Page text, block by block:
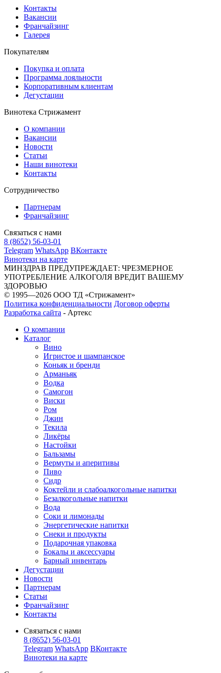
Контакты
Вакансии
Франчайзинг
Галерея
Покупателям
Покупка и оплата
Программа лояльности
Корпоративным клиентам
Дегустации
Винотека Стрижамент
О компании
Вакансии
Новости
Статьи
Наши винотеки
Контакты
Сотрудничество
Партнерам
Франчайзинг
Связаться с нами
8 (8652) 56-03-01
Telegram WhatsApp ВКонтакте
Винотеки на карте
МИНЗДРАВ ПРЕДУПРЕЖДАЕТ: ЧРЕЗМЕРНОЕ
УПОТРЕБЛЕНИЕ АЛКОГОЛЯ ВРЕДИТ ВАШЕМУ
ЗДОРОВЬЮ
© 1995—2026 ООО ТД «Стрижамент»
Политика конфиденциальности Договор оферты
Разработка сайта - Артекс
О компании
Каталог
Вино
Игристое и шампанское
Коньяк и бренди
Арманьяк
Водка
Самогон
Виски
Ром
Джин
Текила
Ликёры
Настойки
Бальзамы
Вермуты и аперитивы
Пиво
Сидр
Коктейли и слабоалкогольные напитки
Безалкогольные напитки
Вода
Соки и лимонады
Энергетические напитки
Снеки и продукты
Подарочная упаковка
Бокалы и аксессуары
Барный инвентарь
Дегустации
Новости
Партнерам
Статьи
Франчайзинг
Контакты
Связаться с нами
8 (8652) 56-03-01
Telegram WhatsApp ВКонтакте
Винотеки на карте